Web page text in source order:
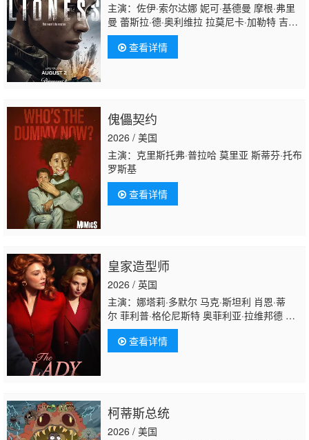
主演：佐伊·索尔达娜 妮可·基德曼 摩根·弗里
曼 蕾斯拉·德·奥利维拉 拉莫尼卡·加勒特 吉尔·
瓦格纳 迈克尔·凯利 珍尼希斯·罗德里格兹 詹
姆斯·乔丹 戴夫·安纳布尔 伊恩·鲍汉 斯蒂芬妮·
努尔 萨德·拉金比尔 汉娜·洛夫·拉尼尔 马特·杰
查看详情
傀儡契约
2026 / 美国
主演：克里斯托弗·普拉哈 莫里亚 斯蒂芬·托布
罗斯基
查看详情
皇家造型师
2026 / 英国
主演：娜塔莉·多默尔 马克·斯坦利 肖恩·蒂
尔 菲利普·格伦尼斯特 奥菲利亚·拉维邦德 劳
拉·艾克曼 克莱尔·斯金纳 米娅·麦肯纳·布鲁
斯 埃莉诺·德·罗汉 索菲·西蒙特 斯蒂芬妮·斯隹
特 Joseph·Ollman 丹尼尔·瑞恩 艾德·斯皮伊
查看详情
柯蒂斯总统
2026 / 美国